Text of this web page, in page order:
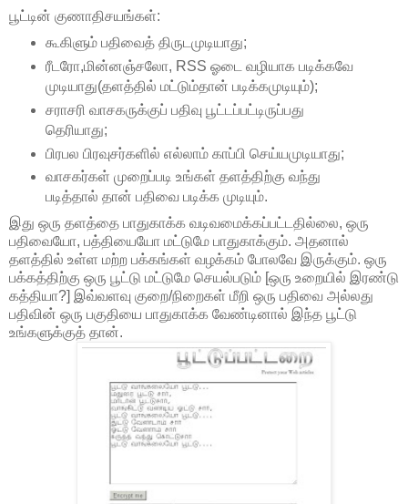
பூட்டின் குணாதிசயங்கள்:
கூகிளும் பதிவைத் திருடமுடியாது;
ரீடரோ,மின்னஞ்சலோ, RSS ஓடை வழியாக படிக்கவே
முடியாது(தளத்தில் மட்டும்தான் படிக்கமுடியும்);
சராசரி வாசகருக்குப் பதிவு பூட்டப்பட்டிருப்பது
தெரியாது;
பிரபல பிரவுசர்களில் எல்லாம் காப்பி செய்யமுடியாது;
வாசகர்கள் முறைப்படி உங்கள் தளத்திற்கு வந்து
படித்தால் தான் பதிவை படிக்க முடியும்.
இது ஒரு தளத்தை பாதுகாக்க வடிவமைக்கப்பட்டதில்லை, ஒரு
பதிவையோ, பத்தியையோ மட்டுமே பாதுகாக்கும். அதனால்
தளத்தில் உள்ள மற்ற பக்கங்கள் வழக்கம் போலவே இருக்கும். ஒரு
பக்கத்திற்கு ஒரு பூட்டு மட்டுமே செயல்படும் [ஒரு உறையில் இரண்டு
கத்தியா?] இவ்வளவு குறை/நிறைகள் மீறி ஒரு பதிவை அல்லது
பதிவின் ஒரு பகுதியை பாதுகாக்க வேண்டினால் இந்த பூட்டு
உங்களுக்குத் தான்.